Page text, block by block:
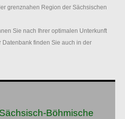
grenznahen Region der Sächsischen
Sie nach Ihrer optimalen Unterkunft
finden Sie auch in der
Böhmische